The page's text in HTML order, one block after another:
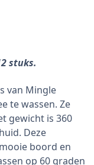
stuks.
van Mingle
te wassen. Ze
gewicht is 360
Deze
boord en
op 60 graden